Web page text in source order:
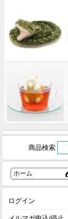
商品検索
ホーム
ログイン